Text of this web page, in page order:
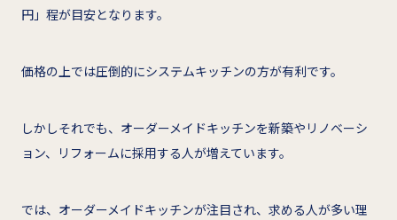
円」程が目安となります。
価格の上では圧倒的にシステムキッチンの方が有利です。
しかしそれでも、オーダーメイドキッチンを新築やリノベーシ
ョン、リフォームに採用する人が増えています。
では、オーダーメイドキッチンが注目され、求める人が多い理